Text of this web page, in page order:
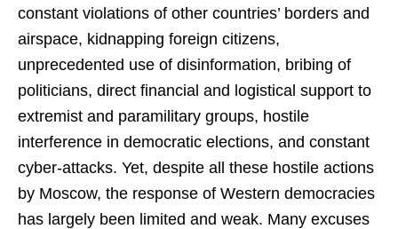
constant violations of other countries’ borders and
airspace, kidnapping foreign citizens,
unprecedented use of disinformation, bribing of
politicians, direct financial and logistical support to
extremist and paramilitary groups, hostile
interference in democratic elections, and constant
cyber-attacks. Yet, despite all these hostile actions
by Moscow, the response of Western democracies
has largely been limited and weak. Many excuses